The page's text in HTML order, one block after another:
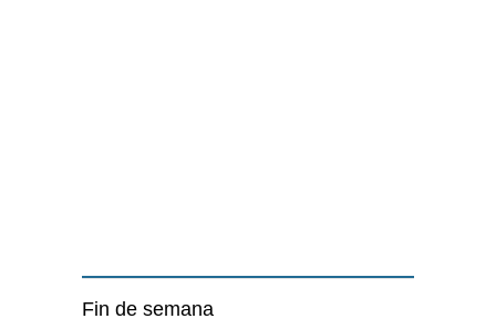
Fin de semana